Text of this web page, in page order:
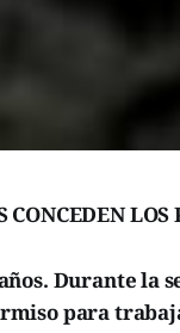
CONCEDEN
Durante la
para